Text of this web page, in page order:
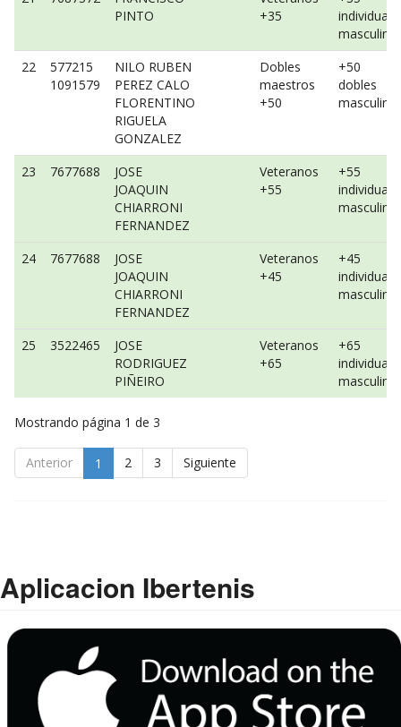
PINTO
+35
individual
masculino
22
577215
1091579
NILO RUBEN
PEREZ CALO
FLORENTINO
RIGUELA
GONZALEZ
Dobles
maestros
+50
+50
dobles
masculino
23 7677688
JOSE
JOAQUIN
CHIARRONI
FERNANDEZ
Veteranos
+55
+55
individual
masculino
24 7677688
JOSE
JOAQUIN
CHIARRONI
FERNANDEZ
Veteranos
+45
+45
individual
masculino
25 3522465
JOSE
RODRIGUEZ
PIÑEIRO
Veteranos
+65
+65
individual
masculino
Mostrando página 1 de 3
Anterior 1 2 3 Siguiente
Aplicacion Ibertenis